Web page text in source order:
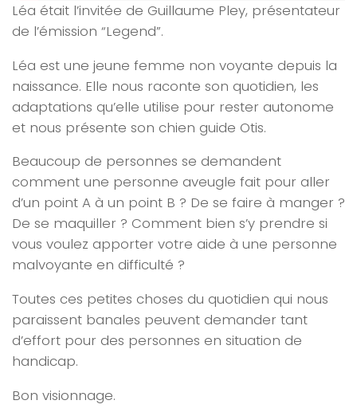
Léa était l’invitée de Guillaume Pley, présentateur
de l’émission “Legend”.
Léa est une jeune femme non voyante depuis la
naissance. Elle nous raconte son quotidien, les
adaptations qu’elle utilise pour rester autonome
et nous présente son chien guide Otis.
Beaucoup de personnes se demandent
comment une personne aveugle fait pour aller
d’un point A à un point B ? De se faire à manger ?
De se maquiller ? Comment bien s’y prendre si
vous voulez apporter votre aide à une personne
malvoyante en difficulté ?
Toutes ces petites choses du quotidien qui nous
paraissent banales peuvent demander tant
d’effort pour des personnes en situation de
handicap.
Bon visionnage.